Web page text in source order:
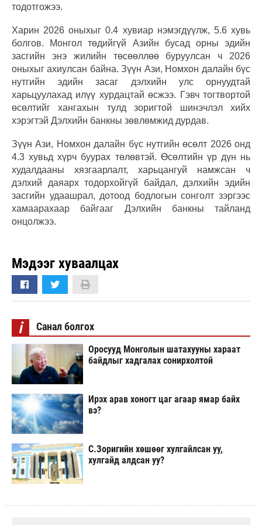
тодотгожээ.
Харин 2026 оныхыг 0.4 хувиар нэмэгдүүлж, 5.6 хувь
болгов. Монгол төдийгүй Азийн бусад орны эдийн
засгийн энэ жилийн төсөөллөө буруулсан ч 2026
оныхыг ахиулсан байна. Зүүн Ази, Номхон далайн бүс
нутгийн эдийн засаг дэлхийн улс орнуудтай
харьцуулахад илүү хурдацтай өсжээ. Гэвч тогтвортой
өсөлтийг хангахын тулд зоригтой шинэчлэл хийх
хэрэгтэй Дэлхийн банкны зөвлөмжид дурдав.
Зүүн Ази, Номхон далайн бүс нутгийн өсөлт 2026 онд
4.3 хувьд хүрч буурах төлөвтэй. Өсөлтийн үр дүн нь
худалдааны хязгаарлалт, харьцангуй намжсан ч
дэлхий даяарх тодорхойгүй байдал, дэлхийн эдийн
засгийн удаашрал, дотоод бодлогын сонголт зэргээс
хамаарахаар байгааг Дэлхийн банкны тайланд
онцолжээ.
Мэдээг хуваалцах
i Санал болгох
Оросууд Монголын шатахууны хараат
байдлыг хадгалах сонирхолтой
Ирэх арав хоногт цаг агаар ямар байх
вэ?
С.Зоригийн хөшөөг хулгайлсан уу,
хулгайд алдсан уу?